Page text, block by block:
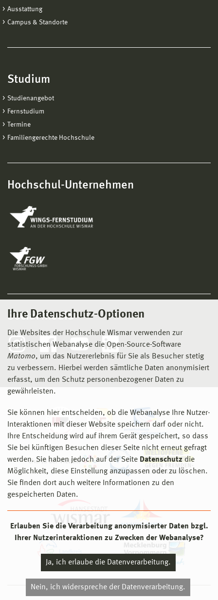
Ihre Datenschutz-Optionen
Die Websites der Hochschule Wismar verwenden zur
statistischen Webanalyse die Open-Source-Software
Matomo, um das Nutzererlebnis für Sie als Besucher stetig
zu verbessern. Hierbei werden sämtliche Daten anonymisiert
erfasst, um den Schutz personenbezogener Daten zu
gewährleisten.
Sie können hier entscheiden, ob die Webanalyse Ihre Nutzer-
Interaktionen mit dieser Website speichern darf oder nicht.
Ihre Entscheidung wird auf ihrem Gerät gespeichert, so dass
Sie bei künftigen Besuchen dieser Seite nicht erneut gefragt
werden. Sie haben jedoch auf der Seite Datenschutz die
Möglichkeit, diese Einstellung anzupassen oder zu löschen.
Sie finden dort auch weitere Informationen zu den
gespeicherten Daten.
Erlauben Sie die Verarbeitung anonymisierter Daten bzgl.
Ihrer Nutzerinteraktionen zu Zwecken der Webanalyse?
Ja, ich erlaube die Datenverarbeitung.
Nein, ich widerspreche der Datenverarbeitung.
Ausstattung
Campus & Standorte
Studium
Studienangebot
Fernstudium
Termine
Familiengerechte Hochschule
Hochschul-Unternehmen
Social Media